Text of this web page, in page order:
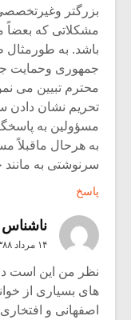
بزرگتر
مشکلاتی که بعضاً
باشد. به طورمثال
جمهوری وحمایت
محترم تبیین می
تحریم نشان دادن
مسؤولین به
به هرحال ماقبلاً
سرنوشتی به مانند
پاسخ
ناشناس
۱۴ مرداد ۱۳۸۸ در ۸:۵۹ ق٫ظ
نظر من این است
های بسیاری از
اصفهانی و